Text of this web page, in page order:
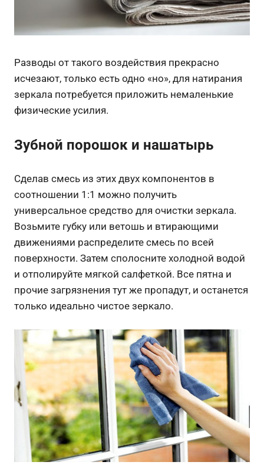
Разводы от такого воздействия прекрасно
исчезают, только есть одно «но», для натирания
зеркала потребуется приложить немаленькие
физические усилия.
Зубной порошок и нашатырь
Сделав смесь из этих двух компонентов в
соотношении 1:1 можно получить
универсальное средство для очистки зеркала.
Возьмите губку или ветошь и втирающими
движениями распределите смесь по всей
поверхности. Затем сполосните холодной водой
и отполируйте мягкой салфеткой. Все пятна и
прочие загрязнения тут же пропадут, и останется
только идеально чистое зеркало.